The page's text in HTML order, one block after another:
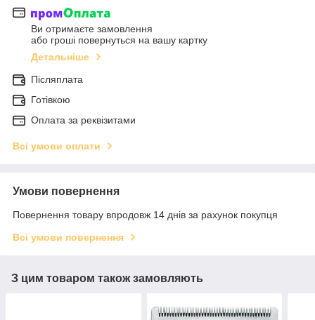
Ви отримаєте замовлення
або гроші повернуться на вашу картку
Детальніше
Післяплата
Готівкою
Оплата за реквізитами
Всі умови оплати
Умови повернення
Повернення товару впродовж 14 днів за рахунок покупця
Всі умови повернення
З цим товаром також замовляють